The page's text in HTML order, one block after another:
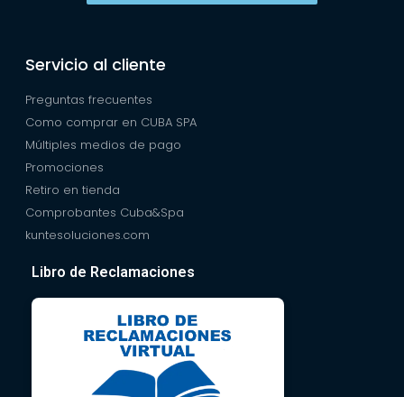
Servicio al cliente
Preguntas frecuentes
Como comprar en CUBA SPA
Múltiples medios de pago
Promociones
Retiro en tienda
Comprobantes Cuba&Spa
kuntesoluciones.com
Libro de Reclamaciones